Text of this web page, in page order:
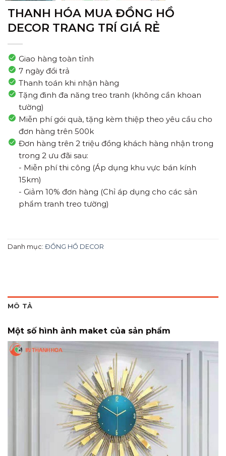
THANH HÓA MUA ĐỒNG HỒ
DECOR TRANG TRÍ GIÁ RẺ
Giao hàng toàn tỉnh
7 ngày đổi trả
Thanh toán khi nhận hàng
Tặng đinh đa năng treo tranh (không cần khoan
tường)
Miễn phí gói quà, tặng kèm thiệp theo yêu cầu cho
đơn hàng trên 500k
Đơn hàng trên 2 triệu đồng khách hàng nhận trong
trong 2 ưu đãi sau:
- Miễn phí thi công (Áp dụng khu vực bán kính
15km)
- Giảm 10% đơn hàng (Chỉ áp dụng cho các sản
phẩm tranh treo tường)
Danh mục: ĐỒNG HỒ DECOR
MÔ TẢ
Một số hình ảnh maket của sản phẩm